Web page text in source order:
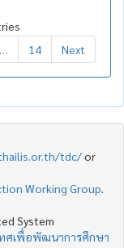
14 Next
tdc/or
Working Group
System
ทศเพื่อพัฒนาการศึกษา